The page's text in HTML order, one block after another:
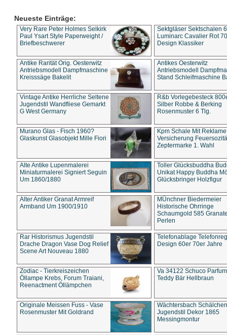
Neueste Einträge:
Very Rare Peter Holmes Selkirk
Paul Ysart Style Paperweight /
Briefbeschwerer
Sektgläser Sektschalen
Luminarc Cavalier Rot
Design Klassiker
Antike Rarität Orig. Oesterwitz
Antriebsmodell Dampfmaschine
Kreisssäge Bakelit
Antikes Oesterwitz
Antriebsmodell
Stand Schleifmaschine
Vintage Antike Herrliche Seltene
Jugendstil Wandfliese Gemarkt
G West Germany
R&b Vorlegebesteck
Silber Robbe & Berking
Rosenmuster 6 Tlg.
Murano Glas - Fisch 1960?
Glaskunst Glasobjekt Mille Fiori
Kpm Schale Mit Reklame
Versicherung
Zeptermarke 1. Wahl
Alte Antike Lupenmalerei
Miniaturmalerei Signiert Seguin
Um 1860/1880
Toller Glücksbuddha
Unikat Happy Buddha
Glücksbringer Holzfigur
Alter Antiker Granat Armreif
Armband Um 1900/1910
MÜnchner Biedermeier
Historische Ohrringe
Schaumgold 585
Perlen
Rar Historismus Jugendstil
Drache Dragon Vase Dog Relief
Scene Art Nouveau 1880
Telefonablage
Design 60er 70er Jahre
Zodiac - Tierkreiszeichen
Öllampe Krebs, Forum Traiani,
Reenactment Öllämpchen
Va 34122 Schuco
Teddy Bär Hellbraun
Originale Meissen Fuss - Vase
Rosenmuster Mit Goldrand
Wächtersbach Schälchen
Jugendstil Dekor 1865
Messingmontur